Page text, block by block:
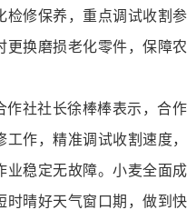
检修保养，重点调试收割参
更换磨损老化零件，保障农
作社社长徐棒棒表示，合作
作，精准调试收割速度，
业稳定无故障。小麦全面成
时晴好天气窗口期，做到快